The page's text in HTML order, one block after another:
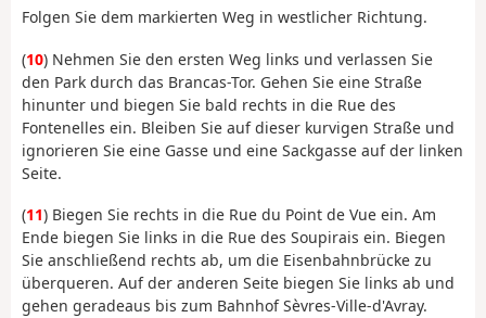
Folgen Sie dem markierten Weg in westlicher Richtung.
(10) Nehmen Sie den ersten Weg links und verlassen Sie
den Park durch das Brancas-Tor. Gehen Sie eine Straße
hinunter und biegen Sie bald rechts in die Rue des
Fontenelles ein. Bleiben Sie auf dieser kurvigen Straße und
ignorieren Sie eine Gasse und eine Sackgasse auf der linken
Seite.
(11) Biegen Sie rechts in die Rue du Point de Vue ein. Am
Ende biegen Sie links in die Rue des Soupirais ein. Biegen
Sie anschließend rechts ab, um die Eisenbahnbrücke zu
überqueren. Auf der anderen Seite biegen Sie links ab und
gehen geradeaus bis zum Bahnhof Sèvres-Ville-d'Avray.